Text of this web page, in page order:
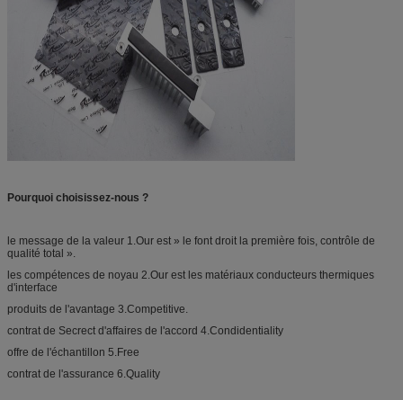
Pourquoi choisissez-nous ?
le message de la valeur 1.Our est » le font droit la première fois, contrôle de
qualité total ».
les compétences de noyau 2.Our est les matériaux conducteurs thermiques
d'interface
produits de l'avantage 3.Competitive.
contrat de Secrect d'affaires de l'accord 4.Condidentiality
offre de l'échantillon 5.Free
contrat de l'assurance 6.Quality